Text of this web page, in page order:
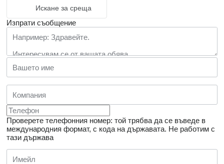
Искане за среща
Изпрати съобщение
Проверете телефонния номер: той трябва да се въведе в
международния формат, с кода на държавата. Не работим с
тази държава